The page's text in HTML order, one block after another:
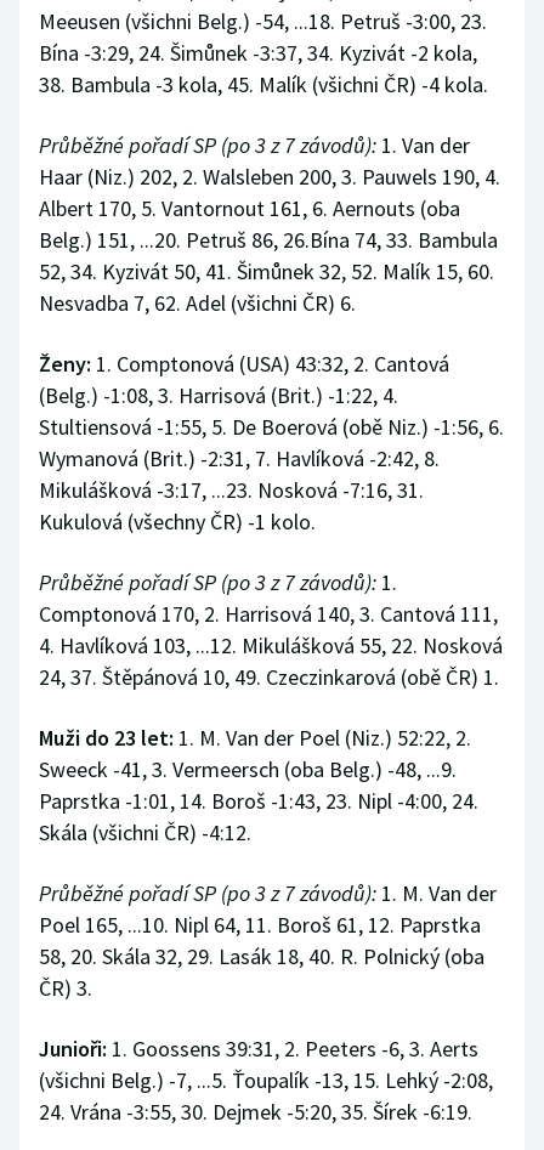
Meeusen (všichni Belg.) -54, ...18. Petruš -3:00, 23.
Bína -3:29, 24. Šimůnek -3:37, 34. Kyzivát -2 kola,
38. Bambula -3 kola, 45. Malík (všichni ČR) -4 kola.
Průběžné pořadí SP (po 3 z 7 závodů): 1. Van der
Haar (Niz.) 202, 2. Walsleben 200, 3. Pauwels 190, 4.
Albert 170, 5. Vantornout 161, 6. Aernouts (oba
Belg.) 151, ...20. Petruš 86, 26.Bína 74, 33. Bambula
52, 34. Kyzivát 50, 41. Šimůnek 32, 52. Malík 15, 60.
Nesvadba 7, 62. Adel (všichni ČR) 6.
Ženy: 1. Comptonová (USA) 43:32, 2. Cantová
(Belg.) -1:08, 3. Harrisová (Brit.) -1:22, 4.
Stultiensová -1:55, 5. De Boerová (obě Niz.) -1:56, 6.
Wymanová (Brit.) -2:31, 7. Havlíková -2:42, 8.
Mikulášková -3:17, ...23. Nosková -7:16, 31.
Kukulová (všechny ČR) -1 kolo.
Průběžné pořadí SP (po 3 z 7 závodů): 1.
Comptonová 170, 2. Harrisová 140, 3. Cantová 111,
4. Havlíková 103, ...12. Mikulášková 55, 22. Nosková
24, 37. Štěpánová 10, 49. Czeczinkarová (obě ČR) 1.
Muži do 23 let: 1. M. Van der Poel (Niz.) 52:22, 2.
Sweeck -41, 3. Vermeersch (oba Belg.) -48, ...9.
Paprstka -1:01, 14. Boroš -1:43, 23. Nipl -4:00, 24.
Skála (všichni ČR) -4:12.
Průběžné pořadí SP (po 3 z 7 závodů): 1. M. Van der
Poel 165, ...10. Nipl 64, 11. Boroš 61, 12. Paprstka
58, 20. Skála 32, 29. Lasák 18, 40. R. Polnický (oba
ČR) 3.
Junioři: 1. Goossens 39:31, 2. Peeters -6, 3. Aerts
(všichni Belg.) -7, ...5. Ťoupalík -13, 15. Lehký -2:08,
24. Vrána -3:55, 30. Dejmek -5:20, 35. Šírek -6:19.